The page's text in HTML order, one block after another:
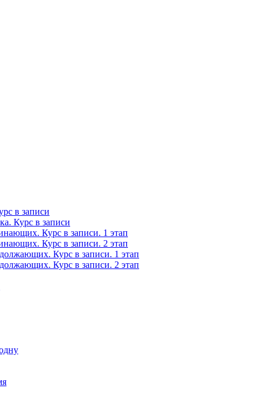
в записи
Курс в записи
Курс в записи. 1 этап
Курс в записи. 2 этап
Курс в записи. 1 этап
Курс в записи. 2 этап